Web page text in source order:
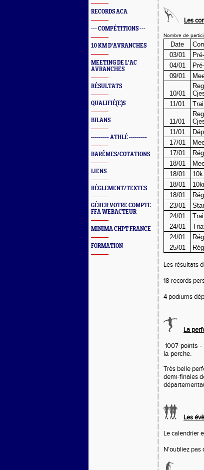
RECORDS ACA
--- COMPÉTITIONS ---
10 KM D'AVRANCHES
MEETING DE L'AC
AVRANCHES
RÉSULTATS
QUALIFIÉ(E)S
BILANS
--------- ATHLÉ ---------
BARÊMES/COTATIONS
LIENS
RÉGLEMENT/TEXTES
GÉRER VOTRE COMPTE
FFA WEBACTEUR
MINIMA CHPT FRANCE
FORMATION
Les
Nombre de
Date
03/01
04/01
09/01
10/01
11/01
11/01
11/01
17/01
17/01
18/01
18/01
18/01
18/01
23/01
24/01
24/01
24/01
25/01
Les résultats
18 records
4 podiums
La
1007 points -
la perche.
Très belle
demi-finales
Les
Le calendrier
N'oubliez pas